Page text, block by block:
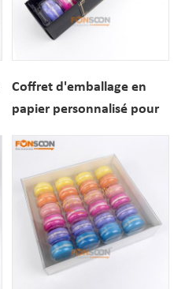
Coffret d'emballage en
papier personnalisé pour
fenêtre de visualisation,
pour biscuits et desserts